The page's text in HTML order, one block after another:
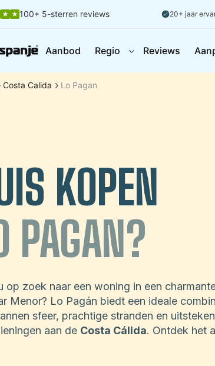
100+ 5-sterren reviews 20+ jaar
Aanbod Regio Reviews
Costa Calida Lo Pagan
KOPEN
PAGAN?
op zoek naar een woning in een
Menor? Lo Pagán biedt een ideale
sfeer, prachtige stranden en
aan de Costa Cálida. Ontdek het